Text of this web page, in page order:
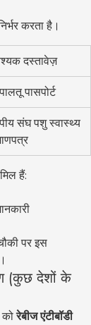
करता है।
दस्तावेज़
पासपोर्ट
संघ पशु स्वास्थ्य
हैं:
पर इस
(कुछ देशों के
को रेबीज एंटीबॉडी